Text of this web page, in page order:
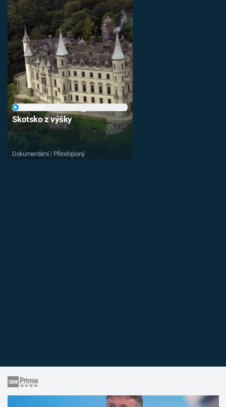
Skotsko z výšky
Dokumentární / Přírodopisný